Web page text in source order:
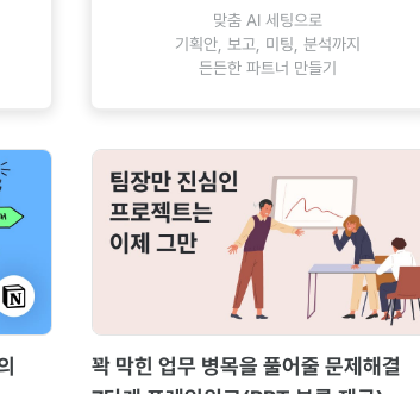
맞춤 AI 세팅으로
기획안, 보고, 미팅, 분석까지
든든한 파트너 만들기
꽉 막힌 업무 병목을 풀어줄 문제해결